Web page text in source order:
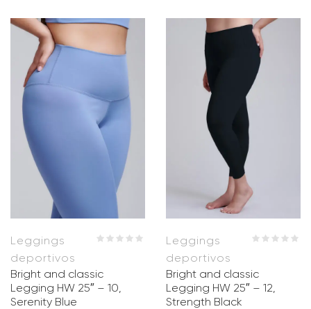
Leggings
deportivos
Bright and classic
Legging HW 25″ – 10,
Serenity Blue
Leggings
deportivos
Bright and classic
Legging HW 25″ – 12,
Strength Black